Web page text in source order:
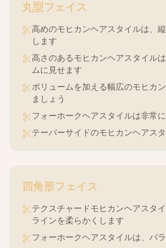
丸型フェイス
高めのモヒカンヘアスタイルは、
します
高さのあるモヒカンヘアスタイル
ムに見せます
ボリュームを加える幅広のモヒカ
ましょう
フォーホークヘアスタイルは非常
テーパーサイドのモヒカンヘアス
四角形フェイス
テクスチャードモヒカンヘアスタ
ラインを柔らかくします
フォーホークヘアスタイルは、バ